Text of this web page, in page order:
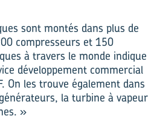
sont montés dans plus de
compresseurs et 150
à travers le monde indique
développement commercial
On les trouve également dans
la turbine à vapeur
»